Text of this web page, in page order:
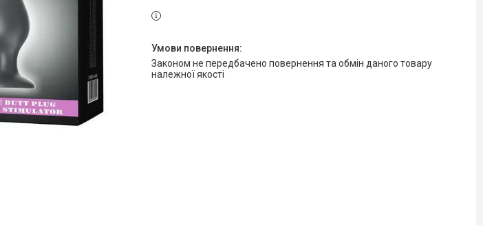
Законом не передбачено повернення та обмін даного товару
належної якості